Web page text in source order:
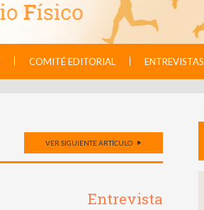
COMITÉ EDITORIAL ENTREVISTAS
VER SIGUIENTE ARTÍCULO
Entrevista